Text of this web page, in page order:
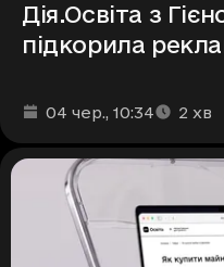
Дія.Освіта з
підкорила
Дата та час публікації
04 чер., 10:34
Час читання: 2 хв